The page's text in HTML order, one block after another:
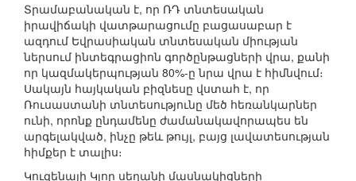
Տրամաբանական է, որ ՌԴ տնտեսական
իրավիճակի վատթարացումը բացասաբար է
ազդում Եվրասիական տնտեսական միության
ներսում ինտեգրացիոն գործընթացների վրա, քանի
որ կազմակերպության 80%-ը նրա վրա է հիմնվում։
Սակայն հայկական բիզնեսը վստահ է, որ
Ռուսաստանի տնտեսությունը մեծ հեռանկարներ
ունի, որոնք ընդամենը ժամանակավորապես են
արգելակված, ինչը թեև թույլ, բայց լավատեսության
հիմքեր է տալիս։
Կուզենայի Կլոր սեղանի մասնակիցների